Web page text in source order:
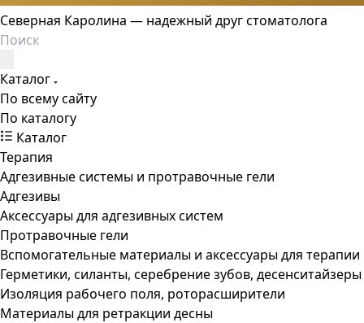
Северная Каролина — надежный друг стоматолога
Каталог
По всему сайту
По каталогу
Каталог
Терапия
Адгезивные системы и протравочные гели
Адгезивы
Аксессуары для адгезивных систем
Протравочные гели
Вспомогательные материалы и аксессуары для терапии
Герметики, силанты, серебрение зубов, десенситайзеры
Изоляция рабочего поля, роторасширители
Материалы для ретракции десны